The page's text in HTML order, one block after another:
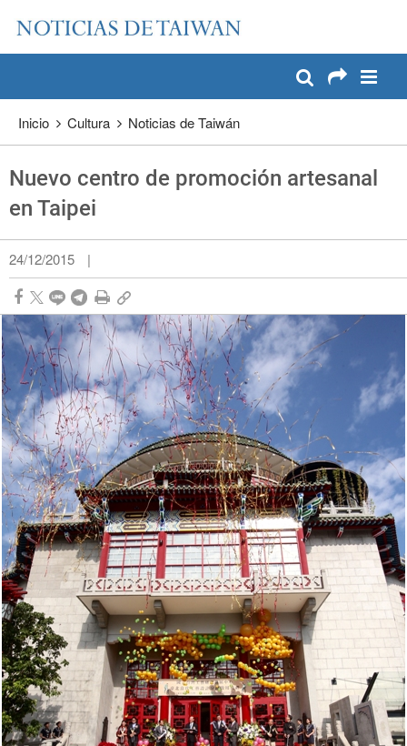
Pase a contenido principal
Inicio Cultura Noticias de Taiwán
Nuevo centro de promoción artesanal
en Taipei
24/12/2015 |